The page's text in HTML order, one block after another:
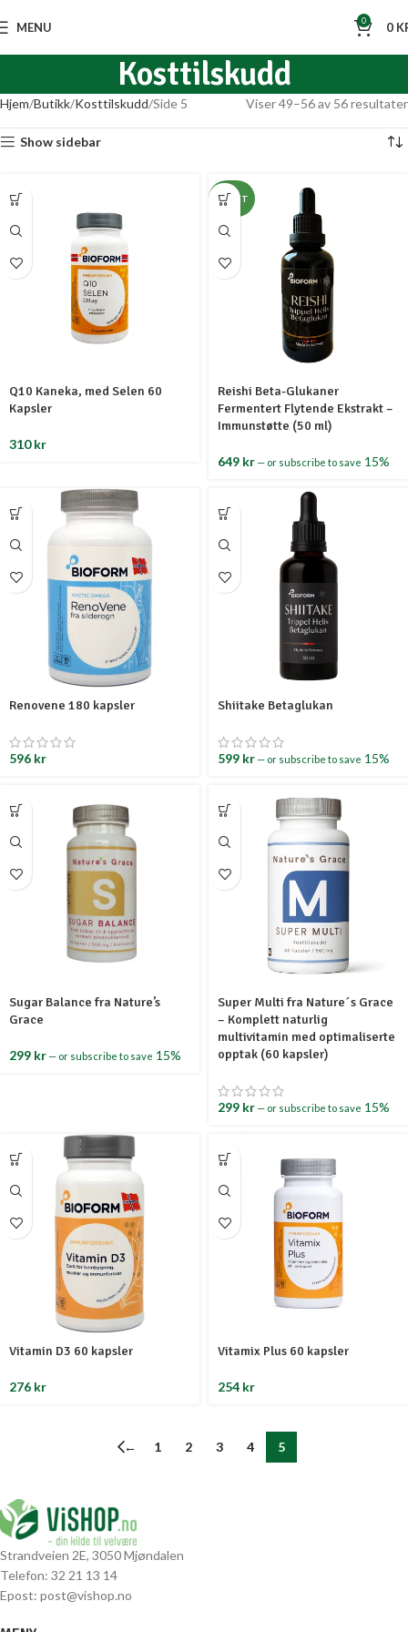
MENU 0 0
Kosttilskudd
Hjem Butikk Kosttilskudd Side 5 Viser 49–56 av 56 resultater
Show sidebar
Q10 Kaneka, med Selen 60
Kapsler
310kr
NYHET
Reishi Beta-Glukaner
Fermentert Flytende Ekstrakt –
Immunstøtte (50 ml)
649 kr— or subscribe to save 15%
Renovene 180 kapsler
596 kr
Shiitake Betaglukan
599 kr— or subscribe to save 15%
Sugar Balance fra Nature’s
Grace
299 kr— or subscribe to save 15%
Super Multi fra Nature´s Grace
– Komplett naturlig
multivitamin med optimaliserte
opptak (60 kapsler)
299 kr— or subscribe to save 15%
Vitamin D3 60 kapsler
276 kr
Vitamix Plus 60 kapsler
254 kr
← 1 2 3 4 5
Strandveien 2E, 3050 Mjøndalen
Telefon: 32 21 13 14
Epost: post@vishop.no